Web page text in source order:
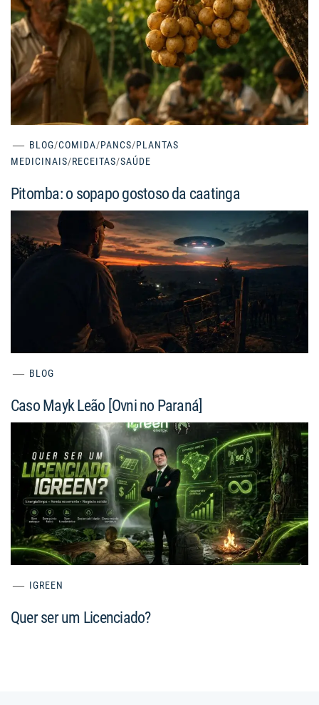
BLOG/COMIDA/PANCS/PLANTAS
MEDICINAIS/RECEITAS/SAÚDE
Pitomba: o sopapo gostoso da caatinga
BLOG
Caso Mayk Leão [Ovni no Paraná]
IGREEN
Quer ser um Licenciado?